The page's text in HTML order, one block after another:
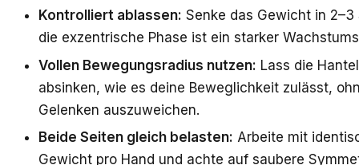
Kontrolliert ablassen: Senke das Gewicht in 2–3
die exzentrische Phase ist ein starker
Vollen Bewegungsradius nutzen: Lass die
absinken, wie es deine Beweglichkeit zulässt,
Gelenken auszuweichen.
Beide Seiten gleich belasten: Arbeite mit
Gewicht pro Hand und achte auf saubere